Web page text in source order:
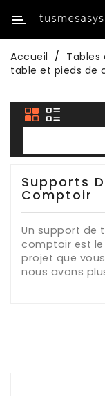
Catégorie
Inicio
Menu
Title
Tables
Cuisine
Chaises
De
Cuisine
Tables
Accueil Tables
table et pieds de
Supports
Comptoir
Un support de
comptoir est
projet que
nous avons